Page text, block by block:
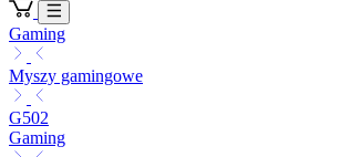
Gaming
Myszy gamingowe
G502
Gaming